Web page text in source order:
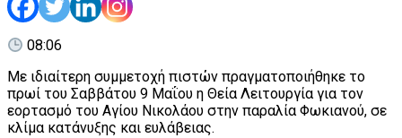
08:06
Με ιδιαίτερη συμμετοχή πιστών πραγματοποιήθηκε το
πρωί του Σαββάτου 9 Μαΐου η Θεία Λειτουργία για τον
εορτασμό του Αγίου Νικολάου στην παραλία Φωκιανού, σε
κλίμα κατάνυξης και ευλάβειας.